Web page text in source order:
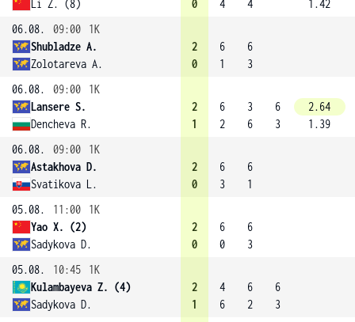
Li Z. (8) 0 4 4
1.42
06.08.
09:00
1K
Shubladze A.
Zolotareva A.
2
0
6
1
6
3
06.08.
09:00
1K
Lansere S.
Dencheva R.
2
1
6
2
3
6
6
3
2.64
1.39
06.08.
09:00
1K
Astakhova D.
Svatikova L.
2
0
6
3
6
1
05.08.
11:00
1K
Yao X. (2)
Sadykova D.
2
0
6
0
6
3
05.08.
10:45
1K
Kulambayeva Z. (4)
Sadykova D.
2
1
4
6
6
2
6
3